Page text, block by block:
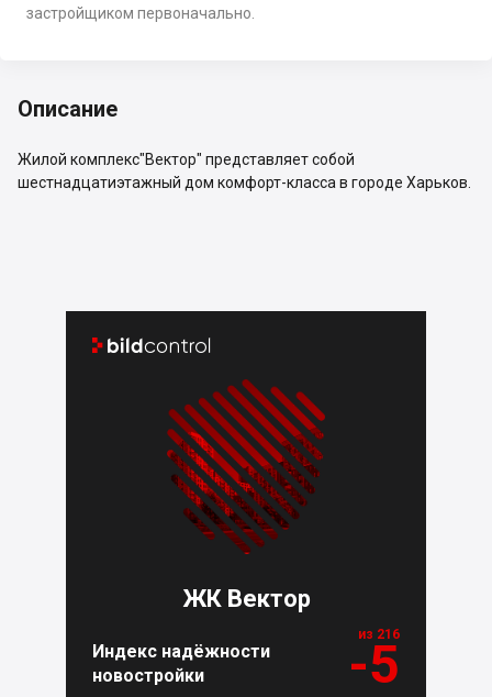
застройщиком первоначально.
Описание
Жилой комплекс"Вектор" представляет собой
шестнадцатиэтажный дом комфорт-класса в городе Харьков.
 
ЖК Вектор
Индекс надёжности
новостройки
из 216
-5